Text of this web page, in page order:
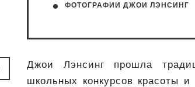
ФОТОГРАФИИ ДЖОИ ЛЭНСИНГ
Джои Лэнсинг прошла
школьных конкурсов красоты